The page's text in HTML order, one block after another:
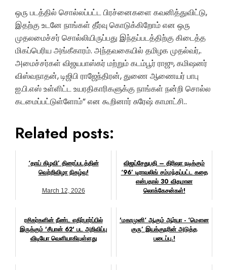
ஒரு படத்தில் சொல்லப்பட்ட பிரச்னைகளை கவனித்துவிட்டு,
இதற்கு உடனே நாங்கள் தீர்வு கொடுக்கிறோம் என ஒரு
முதலமைச்சர் சொல்லியிருப்பது இந்தப்படத்திற்கு கிடைத்த
மிகப்பெரிய அங்கீகாரம். அந்தவகையில் தமிழக முதல்வர்,.
அமைச்சர்கள் விஜயபாஸ்கர் மற்றும் கடம்பூர் ராஜு, கமிஷனர்
விஸ்வநாதன், டிஜிபி ராஜேந்திரன், துணை ஆணையர் பாபு
ஐ.பி.எஸ் உள்ளிட்ட உயரதிகாரிகளுக்கு நாங்கள் நன்றி சொல்ல
கடமைப்பட்டுள்ளோம்” என கூறினார் சுரேஷ் காமாட்சி..
Related posts:
‘தாய் கிழவி’ திரைப்படத்தின்
வெற்றிவிழா நிகழ்வு!
March 12, 2026
விஜய்சேதுபதி – திரிஷா நடிக்கும்
‘96’ டிராவலிங் சம்மந்தப்பட்ட கதை
என்பதால் 30 விதமான
லொக்கேசன்கள்!
ரசிகர்களின் நீண்ட எதிர்பார்ப்பில்
இருக்கும் 'சீயான் 62' பட அறிவிப்பு
விடியோ வெளியாகியுள்ளது
'மகாமுனி‘ ஆகும் ஆர்யா - ‘மௌன
குரு’ இயக்குநரின் அடுத்த
படைப்பு.!